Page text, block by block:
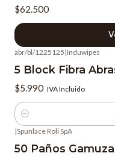
$62.500
abr/bl/1225125 |Induwipes
5 Block Fibra
$5.990 IVA Incluido
Cantidad
|Spunlace Roli SpA
50 Paños